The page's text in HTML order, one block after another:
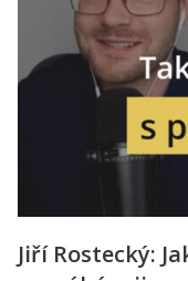
Jiří Rostecký: